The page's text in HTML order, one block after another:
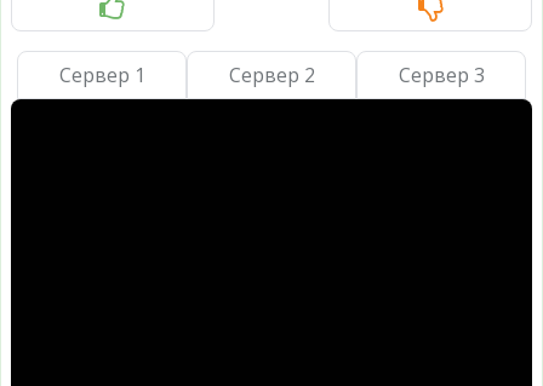
Сервер 1 Сервер 2 Сервер 3